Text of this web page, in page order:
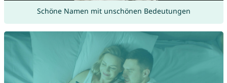
Schöne Namen mit unschönen Bedeutungen